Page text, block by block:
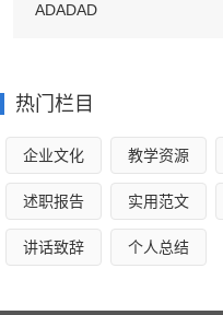
度。做到热心、恒心、耐
强档案业务建设，不断探
阶。
完善管理制度。制订
责任制，制定和完善了档
ADADAD
热门栏目
企业文化 教学资源
述职报告 实用范文
讲话致辞 个人总结